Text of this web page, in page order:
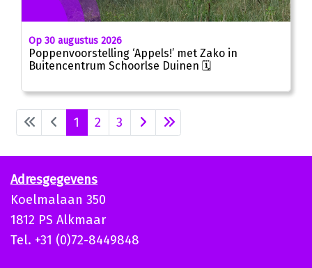
Op 30 augustus 2026
Poppenvoorstelling ‘Appels!’ met Zako in
Buitencentrum Schoorlse Duinen 🗓
1 2 3
Adresgegevens
Koelmalaan 350
1812 PS Alkmaar
Tel. +31 (0)72-8449848